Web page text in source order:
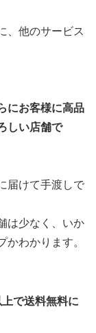
、他のサービス
にお客様に高品
しい店舗で
届けて手渡しで
は少なく、いか
わかります。
で送料無料に